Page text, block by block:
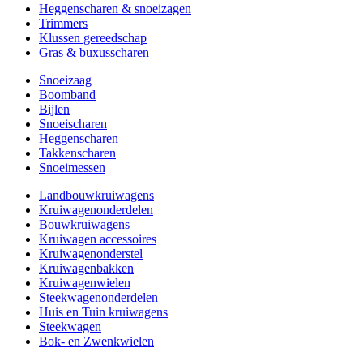
Heggenscharen & snoeizagen
Trimmers
Klussen gereedschap
Gras & buxusscharen
Snoeizaag
Boomband
Bijlen
Snoeischaren
Heggenscharen
Takkenscharen
Snoeimessen
Landbouwkruiwagens
Kruiwagenonderdelen
Bouwkruiwagens
Kruiwagen accessoires
Kruiwagenonderstel
Kruiwagenbakken
Kruiwagenwielen
Steekwagenonderdelen
Huis en Tuin kruiwagens
Steekwagen
Bok- en Zwenkwielen